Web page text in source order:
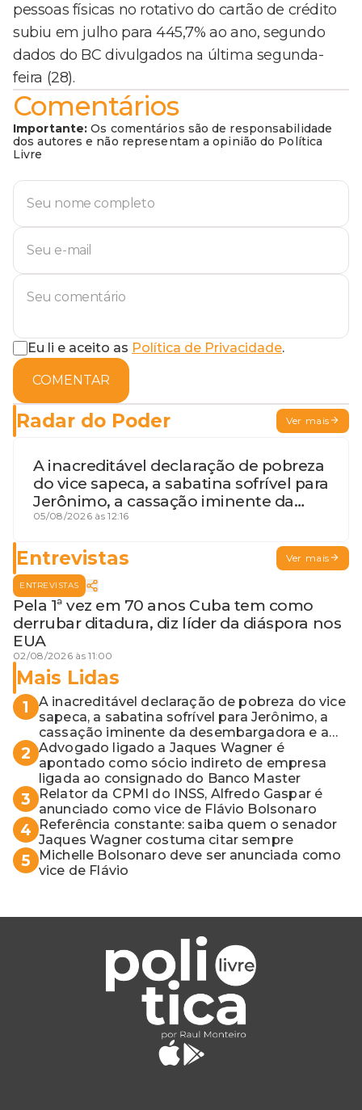
pessoas físicas no rotativo do cartão de crédito
subiu em julho para 445,7% ao ano, segundo
dados do BC divulgados na última segunda-
feira (28).
Comentários
Importante: Os comentários são de responsabilidade
dos autores e não representam a opinião do Política
Livre
Eu li e aceito as Política de Privacidade.
COMENTAR
Radar do Poder Ver mais
A inacreditável declaração de pobreza
do vice sapeca, a sabatina sofrível para
Jerônimo, a cassação iminente da
desembargadora e a vaga do Quinto
05/08/2026 às 12:16
Entrevistas Ver mais
ENTREVISTAS
Pela 1ª vez em 70 anos Cuba tem como
derrubar ditadura, diz líder da diáspora nos
EUA
02/08/2026 às 11:00
Mais Lidas
1
A inacreditável declaração de pobreza do vice
sapeca, a sabatina sofrível para Jerônimo, a
cassação iminente da desembargadora e a
vaga do Quinto para o MP baiano
2 Advogado ligado a Jaques Wagner é
apontado como sócio indireto de empresa
ligada ao consignado do Banco Master
3
Relator da CPMI do INSS, Alfredo Gaspar é
anunciado como vice de Flávio Bolsonaro
4
Referência constante: saiba quem o senador
Jaques Wagner costuma citar sempre
5
Michelle Bolsonaro deve ser anunciada como
vice de Flávio